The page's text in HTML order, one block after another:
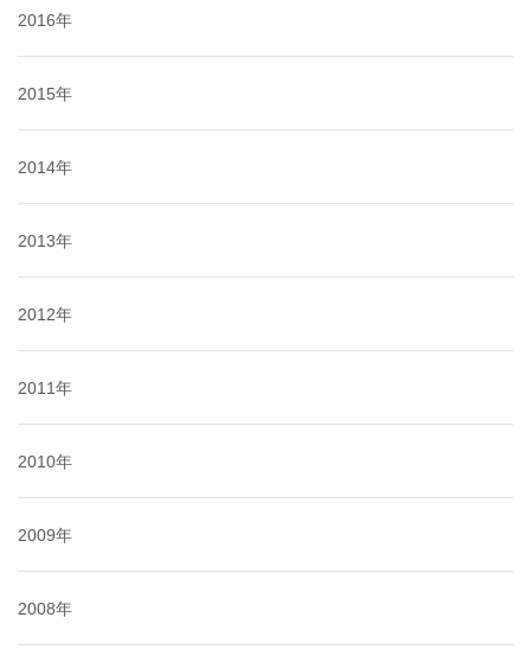
2016年
2015年
2014年
2013年
2012年
2011年
2010年
2009年
2008年